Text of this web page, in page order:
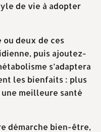
de vie à adopter
ou deux de ces
puis ajoutez-
s’adaptera
les bienfaits : plus
meilleure santé
démarche bien-être,